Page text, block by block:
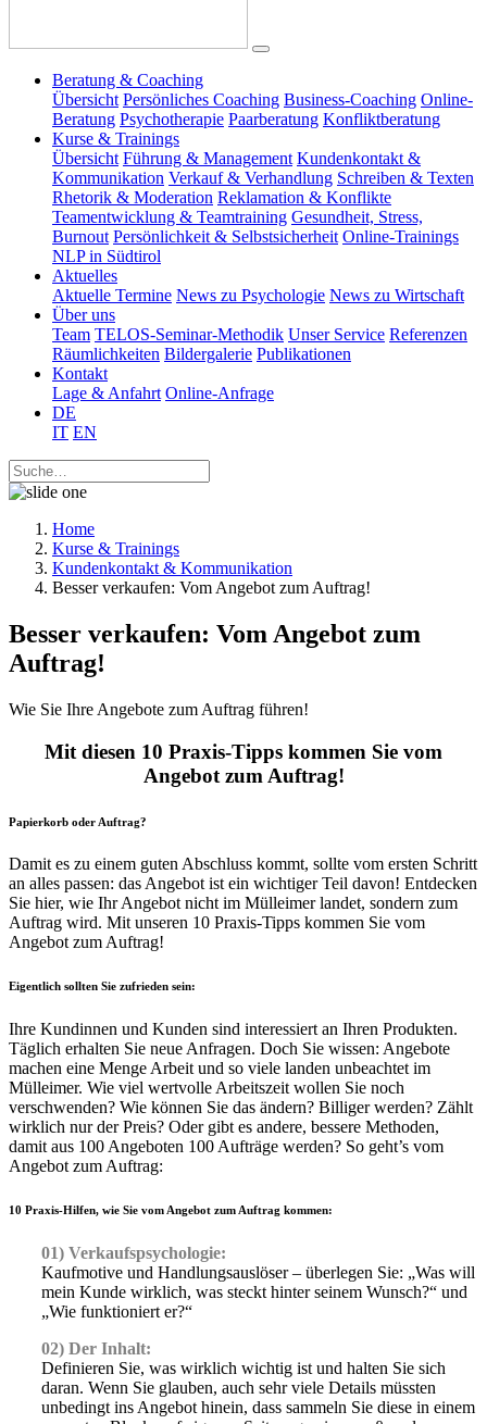
Beratung & Coaching
Übersicht Persönliches Coaching Business-Coaching Online-
Beratung Psychotherapie Paarberatung Konfliktberatung
Kurse & Trainings
Übersicht Führung & Management Kundenkontakt &
Kommunikation Verkauf & Verhandlung Schreiben & Texten
Rhetorik & Moderation Reklamation & Konflikte
Teamentwicklung & Teamtraining Gesundheit, Stress,
Burnout Persönlichkeit & Selbstsicherheit Online-Trainings
NLP in Südtirol
Aktuelles
Aktuelle Termine News zu Psychologie News zu Wirtschaft
Über uns
Team TELOS-Seminar-Methodik Unser Service Referenzen
Räumlichkeiten Bildergalerie Publikationen
Kontakt
Lage & Anfahrt Online-Anfrage
DE
IT EN
Home
Kurse & Trainings
Kundenkontakt & Kommunikation
Besser verkaufen: Vom Angebot zum Auftrag!
Besser verkaufen: Vom Angebot zum
Auftrag!
Wie Sie Ihre Angebote zum Auftrag führen!
Mit diesen 10 Praxis-Tipps kommen Sie vom
Angebot zum Auftrag!
Papierkorb oder Auftrag?
Damit es zu einem guten Abschluss kommt, sollte vom ersten Schritt
an alles passen: das Angebot ist ein wichtiger Teil davon! Entdecken
Sie hier, wie Ihr Angebot nicht im Mülleimer landet, sondern zum
Auftrag wird. Mit unseren 10 Praxis-Tipps kommen Sie vom
Angebot zum Auftrag!
Eigentlich sollten Sie zufrieden sein:
Ihre Kundinnen und Kunden sind interessiert an Ihren Produkten.
Täglich erhalten Sie neue Anfragen. Doch Sie wissen: Angebote
machen eine Menge Arbeit und so viele landen unbeachtet im
Mülleimer. Wie viel wertvolle Arbeitszeit wollen Sie noch
verschwenden? Wie können Sie das ändern? Billiger werden? Zählt
wirklich nur der Preis? Oder gibt es andere, bessere Methoden,
damit aus 100 Angeboten 100 Aufträge werden? So geht’s vom
Angebot zum Auftrag:
10 Praxis-Hilfen, wie Sie vom Angebot zum Auftrag kommen:
01) Verkaufspsychologie:
Kaufmotive und Handlungsauslöser – überlegen Sie: „Was will
mein Kunde wirklich, was steckt hinter seinem Wunsch?“ und
„Wie funktioniert er?“
02) Der Inhalt:
Definieren Sie, was wirklich wichtig ist und halten Sie sich
daran. Wenn Sie glauben, auch sehr viele Details müssten
unbedingt ins Angebot hinein, dass sammeln Sie diese in einem